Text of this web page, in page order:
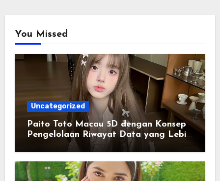
You Missed
Uncategorized
Paito Toto Macau 5D dengan Konsep
Pengelolaan Riwayat Data yang Lebih
Lengkap dan Sistematis